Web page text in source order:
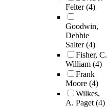
Felter(4)
Goodwin,
Debbie
Salter(4)
Fisher, C.
William (4)
Frank
Moore (4)
Wilkes,
A. Paget(4)